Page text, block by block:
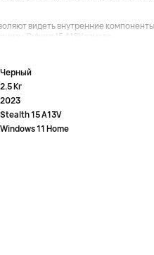
видеть внутренние компоненты.
Cyborg 15 A12V заново...
Черный
2.5 Кг
2023
Stealth 15 A13V
Windows 11 Home